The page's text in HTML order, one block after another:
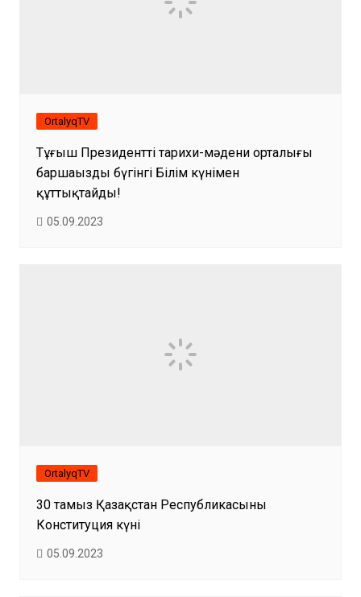
OrtalyqTV
Тұңғыш Президенттің тарихи-мәдени орталығы
баршаңызды бүгінгі Білім күнімен
құттықтайды!
05.09.2023
OrtalyqTV
30 тамыз Қазақстан Республикасының
Конституция күні
05.09.2023